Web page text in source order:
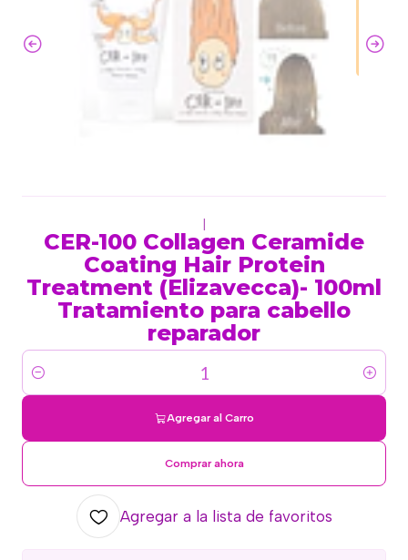
CER-100 Collagen Ceramide
Coating Hair Protein
Treatment (Elizavecca)- 100ml
Tratamiento para cabello
reparador
Cantidad
Agregar al Carro
Comprar ahora
Agregar a la lista de favoritos